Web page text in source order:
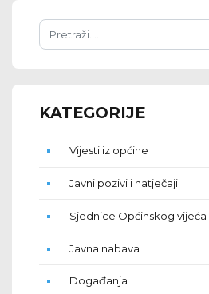
KATEGORIJE
Vijesti iz općine
Javni pozivi i natječaji
Sjednice Općinskog vijeća
Javna nabava
Događanja